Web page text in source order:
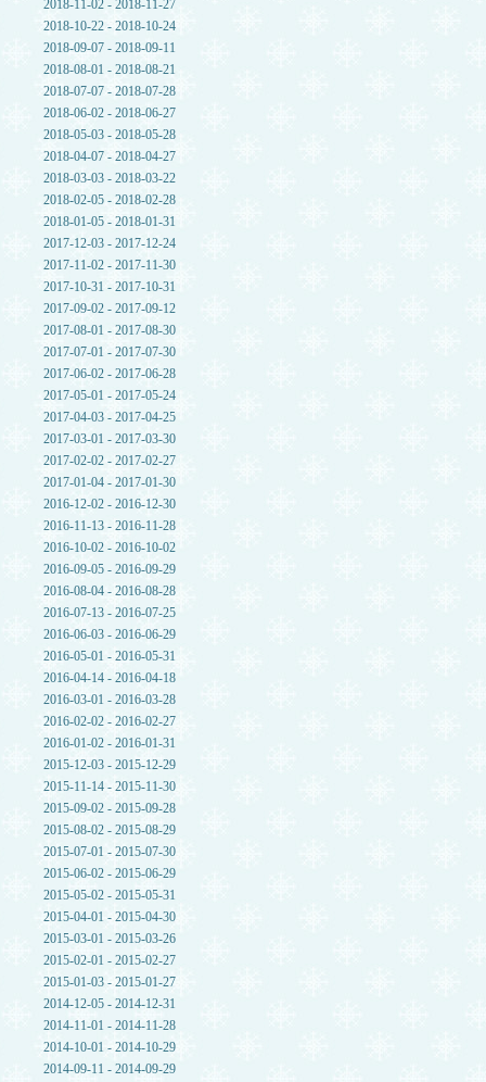
2018-11-02 - 2018-11-27
2018-10-22 - 2018-10-24
2018-09-07 - 2018-09-11
2018-08-01 - 2018-08-21
2018-07-07 - 2018-07-28
2018-06-02 - 2018-06-27
2018-05-03 - 2018-05-28
2018-04-07 - 2018-04-27
2018-03-03 - 2018-03-22
2018-02-05 - 2018-02-28
2018-01-05 - 2018-01-31
2017-12-03 - 2017-12-24
2017-11-02 - 2017-11-30
2017-10-31 - 2017-10-31
2017-09-02 - 2017-09-12
2017-08-01 - 2017-08-30
2017-07-01 - 2017-07-30
2017-06-02 - 2017-06-28
2017-05-01 - 2017-05-24
2017-04-03 - 2017-04-25
2017-03-01 - 2017-03-30
2017-02-02 - 2017-02-27
2017-01-04 - 2017-01-30
2016-12-02 - 2016-12-30
2016-11-13 - 2016-11-28
2016-10-02 - 2016-10-02
2016-09-05 - 2016-09-29
2016-08-04 - 2016-08-28
2016-07-13 - 2016-07-25
2016-06-03 - 2016-06-29
2016-05-01 - 2016-05-31
2016-04-14 - 2016-04-18
2016-03-01 - 2016-03-28
2016-02-02 - 2016-02-27
2016-01-02 - 2016-01-31
2015-12-03 - 2015-12-29
2015-11-14 - 2015-11-30
2015-09-02 - 2015-09-28
2015-08-02 - 2015-08-29
2015-07-01 - 2015-07-30
2015-06-02 - 2015-06-29
2015-05-02 - 2015-05-31
2015-04-01 - 2015-04-30
2015-03-01 - 2015-03-26
2015-02-01 - 2015-02-27
2015-01-03 - 2015-01-27
2014-12-05 - 2014-12-31
2014-11-01 - 2014-11-28
2014-10-01 - 2014-10-29
2014-09-11 - 2014-09-29